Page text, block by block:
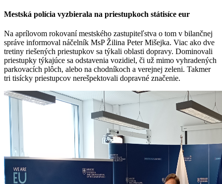
Mestská polícia vyzbierala na priestupkoch státisíce eur
Na aprílovom rokovaní mestského zastupiteľstva o tom v bilančnej
správe informoval náčelník MsP Žilina Peter Mišejka. Viac ako dve
tretiny riešených priestupkov sa týkali oblasti dopravy. Dominovali
priestupky týkajúce sa odstavenia vozidiel, či už mimo vyhradených
parkovacích plôch, alebo na chodníkoch a verejnej zeleni. Takmer
tri tisícky priestupcov nerešpektovali dopravné značenie.